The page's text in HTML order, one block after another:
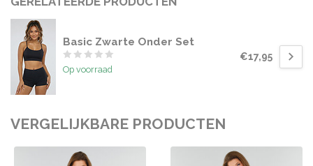
Basic Zwarte Onder Set
Op voorraad
€17,95
VERGELIJKBARE PRODUCTEN